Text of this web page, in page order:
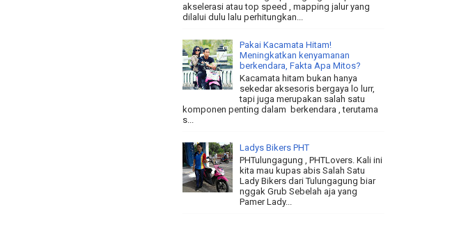
akselerasi atau top speed , mapping jalur yang
dilalui dulu lalu perhitungkan...
Pakai Kacamata Hitam!
Meningkatkan kenyamanan
berkendara, Fakta Apa Mitos?
Kacamata hitam bukan hanya
sekedar aksesoris bergaya lo lurr,
tapi juga merupakan salah satu
komponen penting dalam berkendara , terutama
s...
Ladys Bikers PHT
PHTulungagung , PHTLovers. Kali ini
kita mau kupas abis Salah Satu
Lady Bikers dari Tulungagung biar
nggak Grub Sebelah aja yang
Pamer Lady...